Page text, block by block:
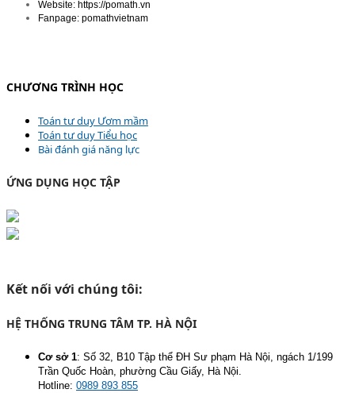
Website: https://pomath.vn
Fanpage: pomathvietnam
CHƯƠNG TRÌNH HỌC
Toán tư duy Ươm mầm
Toán tư duy Tiểu học
Bài đánh giá năng lực
ỨNG DỤNG HỌC TẬP
Kết nối với chúng tôi:
HỆ THỐNG TRUNG TÂM TP. HÀ NỘI
Cơ sở 1: Số 32, B10 Tập thể ĐH Sư phạm Hà Nội, ngách 1/199
Trần Quốc Hoàn, phường Cầu Giấy, Hà Nội.
Hotline: 0989 893 855